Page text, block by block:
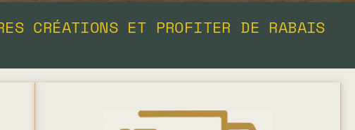
CRÉATIONS ET PROFITER DE RABAIS